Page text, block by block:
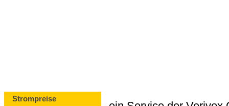
Strompreise